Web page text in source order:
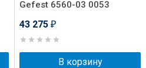
Gefest 6560-03 0053
43 275 ₽
В корзину